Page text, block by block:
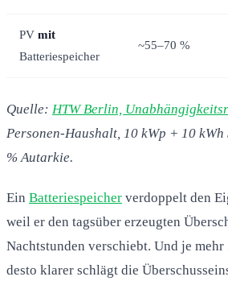
PV mit
Batteriespeicher
~55–70 %
Quelle: HTW Berlin,
Personen-Haushalt, 10 kWp + 10
% Autarkie.
Ein Batteriespeicher verdoppelt den
weil er den tagsüber erzeugten
Nachtstunden verschiebt. Und je mehr
desto klarer schlägt die